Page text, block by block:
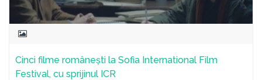
Cinci filme românești la Sofia International Film
Festival, cu sprijinul ICR